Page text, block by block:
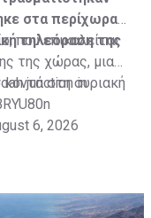
στα περίχωρα
τηλεόραση της
που επικαλείται
της χώρας, μια
στη συριακή
junction in
6, 2026